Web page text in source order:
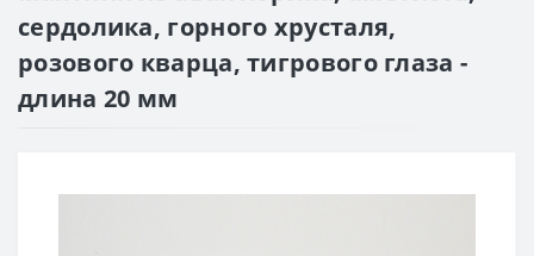
сердолика, горного хрусталя,
розового кварца, тигрового глаза -
длина 20 мм